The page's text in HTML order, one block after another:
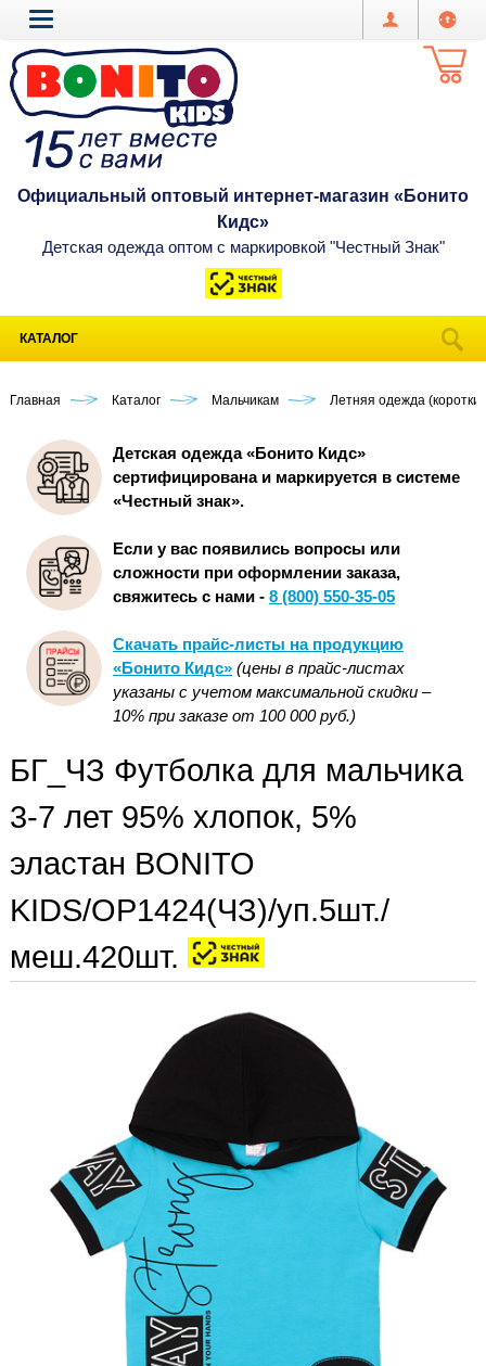
Официальный оптовый интернет-магазин «Бонито
Кидс»
Детская одежда оптом с маркировкой "Честный Знак"
КАТАЛОГ
Главная Каталог Мальчикам Летняя одежда
Детская одежда «Бонито Кидс»
сертифицирована и маркируется в системе
«Честный знак».
Если у вас появились вопросы или
сложности при оформлении заказа,
свяжитесь с нами - 8 (800) 550-35-05
Скачать прайс-листы на продукцию
«Бонито Кидс» (цены в прайс-листах
указаны с учетом максимальной скидки –
10% при заказе от 100 000 руб.)
БГ_ЧЗ Футболка для мальчика
3-7 лет 95% хлопок, 5%
эластан BONITO
KIDS/OP1424(ЧЗ)/уп.5шт./
меш.420шт.